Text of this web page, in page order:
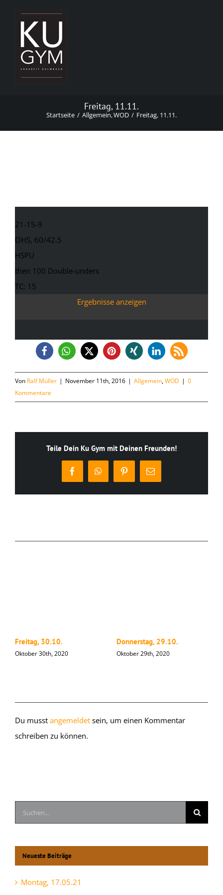
springen
Freitag, 11.11.
Startseite Allgemein WOD Freitag, 11.11.
21-15-9
OHS, 60/42.5
HSPU
then 100 Double-unders
TC: 15
Ergebnisse anzeigen
Von Ralf Müller | November 11th, 2016 | Allgemein,WOD | 0
Kommentare
Teile Dein Ku Gym mit Deinen Freunden!
FacebookWhatsAppPinterest
E-
Mail
Freitag, 30.10.
Oktober 30th, 2020
Donnerstag, 29.10.
Oktober 29th, 2020
Du musst angemeldet sein, um einen Kommentar
schreiben zu können.
Suche
nach:
Neueste Beiträge
Montag, 17.05.21